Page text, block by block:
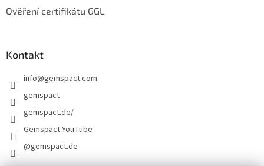
Ověření certifikátu GGL
Kontakt
info@gemspact.com
gemspact
gemspact.de/
Gemspact YouTube
@gemspact.de